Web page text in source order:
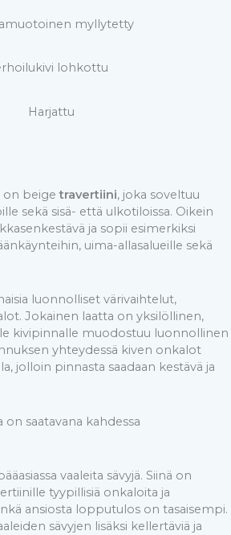
myllytetty
lohkottu
Harjattu
on beigetravertiini, joka soveltuu
sekä sisä- että ulkotiloissa. Oikein
ja sopii esimerkiksi
uima-allasalueille sekä
luonnolliset värivaihtelut,
Jokainen laatta on yksilöllinen,
kivipinnalle muodostuu luonnollinen
yhteydessä kiven onkalot
jolloin pinnasta saadaan kestävä ja
saatavana kahdessa
vaaleita sävyjä. Siinä on
tyypillisiä onkaloita ja
ansiosta lopputulos on tasaisempi.
sävyjen lisäksi kellertäviä ja